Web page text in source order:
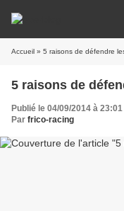
Accueil » 5 raisons de défendre
5 raisons de
Publié le 04/09/2014 à 23:01
Par frico-racing